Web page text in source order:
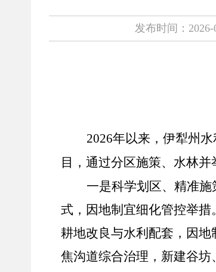
发布时间：2026-
2026年以来，伊犁州
目，通过分区施策、水林
一是科学划区、精准施
式，因地制宜细化管控举
耕地改良与水利配套，因
焦沟道综合治理，新建谷